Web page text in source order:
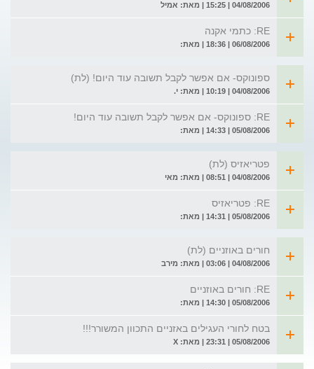
04/08/2006 | 15:25 | מאת: אמיל
RE: כתמי אקנה
06/08/2006 | 18:36 | מאת:
ספונוקס- אם אפשר לקבל תשובה עוד היום! (לת)
04/08/2006 | 10:19 | מאת: י.
RE: ספונוקס- אם אפשר לקבל תשובה עוד היום!
05/08/2006 | 14:33 | מאת:
פטריאזיס (לת)
04/08/2006 | 08:51 | מאת: מאי
RE: פטריאזיס
05/08/2006 | 14:31 | מאת:
חורים באוזניים (לת)
04/08/2006 | 03:06 | מאת: מירב
RE: חורים באוזניים
05/08/2006 | 14:30 | מאת:
בטח לחורי העגילים באזניים התכוון המשורר!!!
05/08/2006 | 23:31 | מאת: X